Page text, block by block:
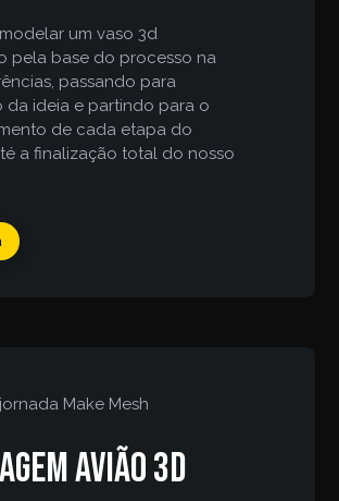
um vaso 3d
pela base do processo na
passando para
da ideia e partindo para o
de cada etapa do
a finalização total do nosso
Make Mesh
avião 3d